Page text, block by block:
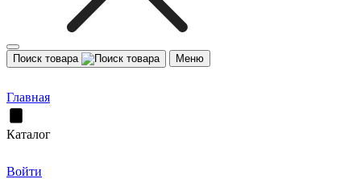
Поиск товара Меню
Главная
Каталог
Войти